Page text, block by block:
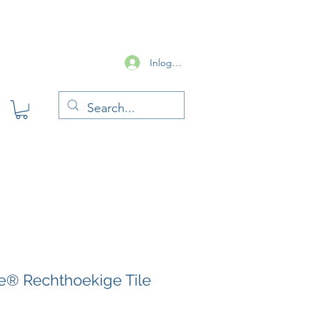
Inloggen
Rechthoekige Tile